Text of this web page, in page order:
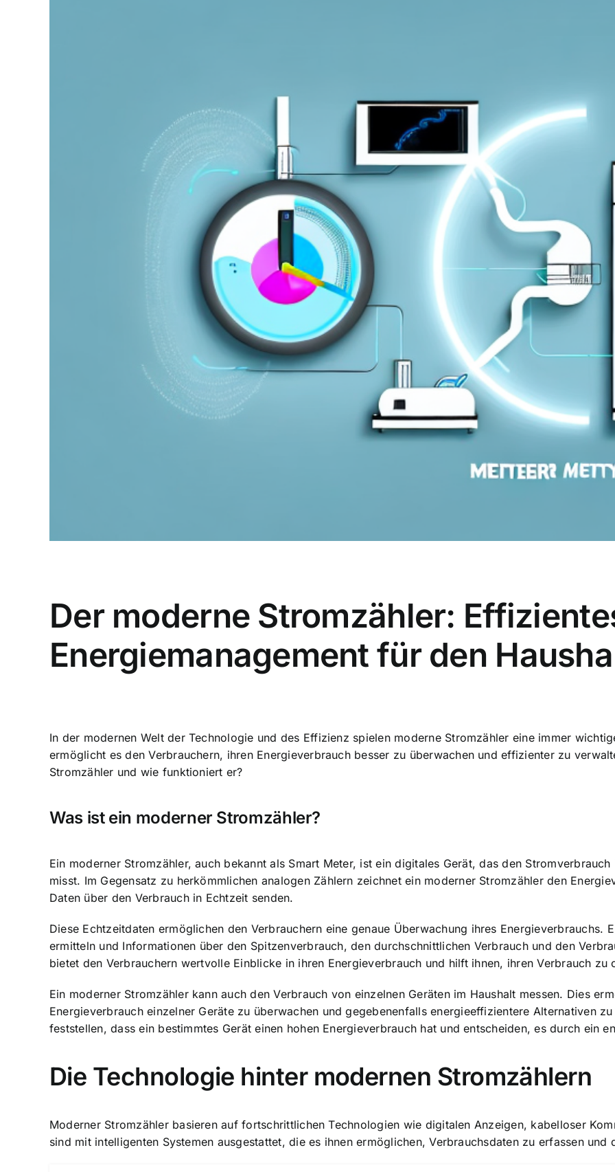
Der moderne Stromzähler:
Energiemanagement für den
In der modernen Welt der Technologie und des Effizienz spielen moderne Stromzähler eine immer
ermöglicht es den Verbrauchern, ihren Energieverbrauch besser zu überwachen und effizienter zu
Stromzähler und wie funktioniert er?
Was ist ein moderner Stromzähler?
Ein moderner Stromzähler, auch bekannt als Smart Meter, ist ein digitales Gerät, das den
misst. Im Gegensatz zu herkömmlichen analogen Zählern zeichnet ein moderner Stromzähler den
Daten über den Verbrauch in Echtzeit senden.
Diese Echtzeitdaten ermöglichen den Verbrauchern eine genaue Überwachung ihres Energieverbrauchs.
ermitteln und Informationen über den Spitzenverbrauch, den durchschnittlichen Verbrauch und den
bietet den Verbrauchern wertvolle Einblicke in ihren Energieverbrauch und hilft ihnen, ihren Verbrauch zu
Ein moderner Stromzähler kann auch den Verbrauch von einzelnen Geräten im Haushalt messen. Dies
Energieverbrauch einzelner Geräte zu überwachen und gegebenenfalls energieeffizientere Alternativen
feststellen, dass ein bestimmtes Gerät einen hohen Energieverbrauch hat und entscheiden, es durch ein
Die Technologie hinter modernen Stromzählern
Moderner Stromzähler basieren auf fortschrittlichen Technologien wie digitalen Anzeigen, kabelloser
sind mit intelligenten Systemen ausgestattet, die es ihnen ermöglichen,Verbrauchsdaten zu erfassenund